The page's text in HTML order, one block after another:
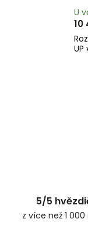
UP
U
10
5/5
z více než 1